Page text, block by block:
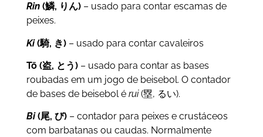
Rin(鱗, りん)– usado para contar escamas de
peixes.
Ki(騎, き)– usado para contar cavaleiros
Tō (盗, とう)– usado para contar as bases
roubadas em um jogo de beisebol. O contador
de bases de beisebol é rui(塁, るい).
Bi(尾, び)– contador para peixes e crustáceos
com barbatanas ou caudas. Normalmente